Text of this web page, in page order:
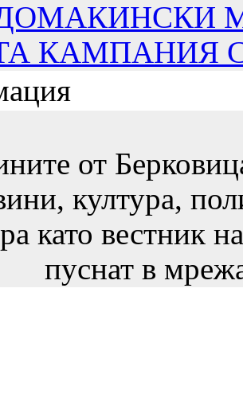
КАМПАНИЯ
от
култура,
като вестник
пуснат в